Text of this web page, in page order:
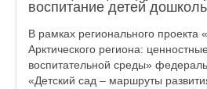
воспитание детей
В рамках регионального проекта
Арктического региона:
воспитательной среды»
«Детский сад – маршруты